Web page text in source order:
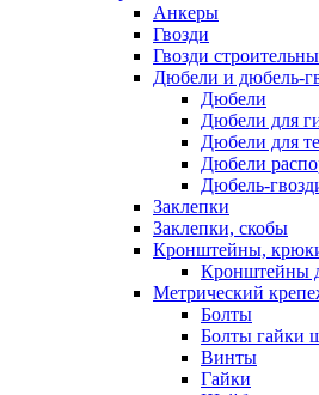
Анкеры
Гвозди
Гвозди
Дюбели и дюбель-
Дюбели
Дюбели для
Дюбели для
Дюбели
Дюбель-
Заклепки
Заклепки, скобы
Кронштейны,
Кронштейны
Метрический
Болты
Болты гайки
Винты
Гайки